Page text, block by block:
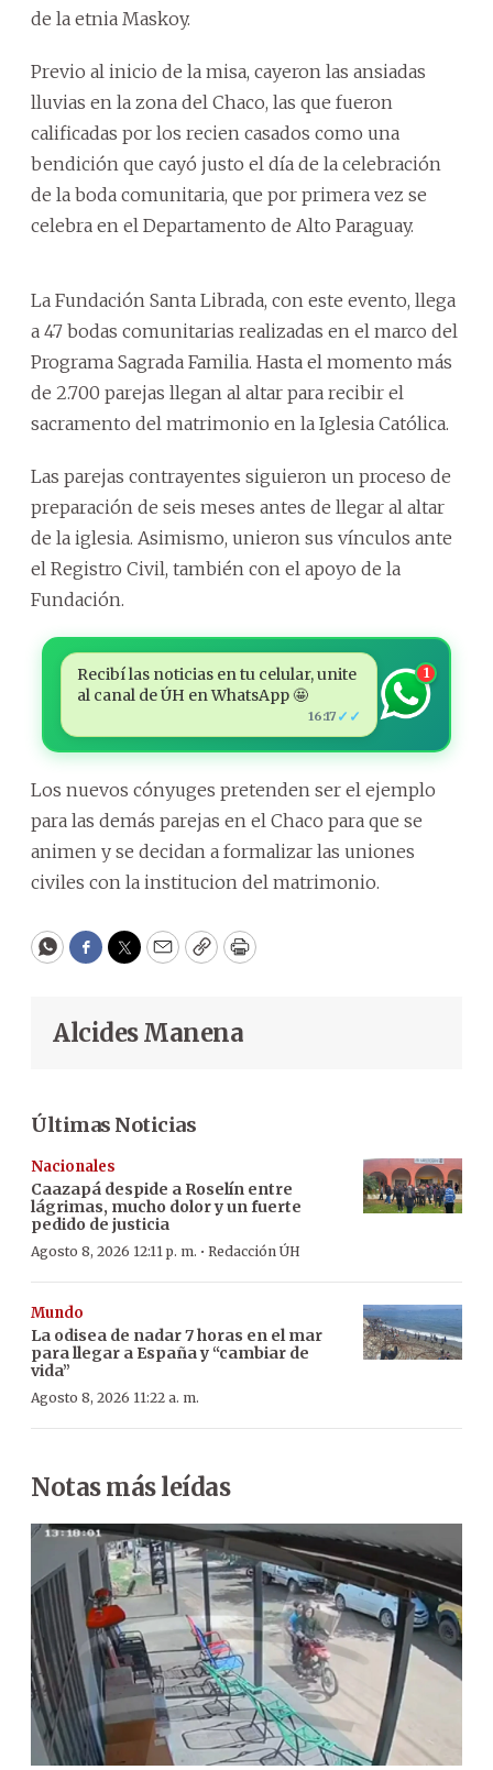
de la etnia Maskoy.
Previo al inicio de la misa, cayeron las ansiadas
lluvias en la zona del Chaco, las que fueron
calificadas por los recien casados como una
bendición que cayó justo el día de la celebración
de la boda comunitaria, que por primera vez se
celebra en el Departamento de Alto Paraguay.
La Fundación Santa Librada, con este evento, llega
a 47 bodas comunitarias realizadas en el marco del
Programa Sagrada Familia. Hasta el momento más
de 2.700 parejas llegan al altar para recibir el
sacramento del matrimonio en la Iglesia Católica.
Las parejas contrayentes siguieron un proceso de
preparación de seis meses antes de llegar al altar
de la iglesia. Asimismo, unieron sus vínculos ante
el Registro Civil, también con el apoyo de la
Fundación.
Recibí las noticias en tu celular, unite
al canal de ÚH en WhatsApp 🤩
16:17 ✓✓
1
Los nuevos cónyuges pretenden ser el ejemplo
para las demás parejas en el Chaco para que se
animen y se decidan a formalizar las uniones
civiles con la institucion del matrimonio.
WhatsApp
Facebook
Twitter
EmailCopyPrint
Alcides Manena
Últimas Noticias
Nacionales
Caazapá despide a Roselín entre
lágrimas, mucho dolor y un fuerte
pedido de justicia
Agosto 8, 2026 12:11 p. m. · Redacción ÚH
Mundo
La odisea de nadar 7 horas en el mar
para llegar a España y “cambiar de
vida”
Agosto 8, 2026 11:22 a. m.
Notas más leídas